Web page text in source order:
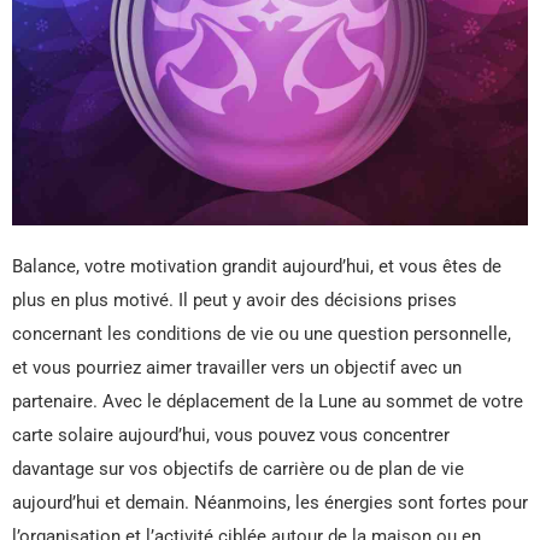
Balance, votre motivation grandit aujourd’hui, et vous êtes de
plus en plus motivé. Il peut y avoir des décisions prises
concernant les conditions de vie ou une question personnelle,
et vous pourriez aimer travailler vers un objectif avec un
partenaire. Avec le déplacement de la Lune au sommet de votre
carte solaire aujourd’hui, vous pouvez vous concentrer
davantage sur vos objectifs de carrière ou de plan de vie
aujourd’hui et demain. Néanmoins, les énergies sont fortes pour